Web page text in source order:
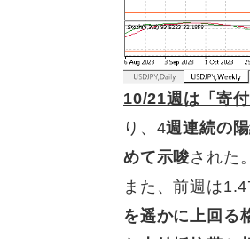
10/21週は「寄
り 、 4週連続の
めて示唆された。
また、前週は
を遥かに上回る